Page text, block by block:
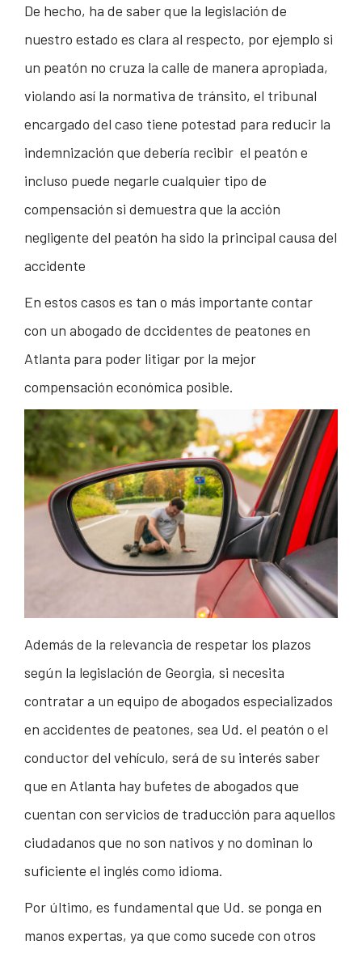
De hecho, ha de saber que la legislación de
nuestro estado es clara al respecto, por ejemplo si
un peatón no cruza la calle de manera apropiada,
violando así la normativa de tránsito, el tribunal
encargado del caso tiene potestad para reducir la
indemnización que debería recibir el peatón e
incluso puede negarle cualquier tipo de
compensación si demuestra que la acción
negligente del peatón ha sido la principal causa del
accidente
En estos casos es tan o más importante contar
con un abogado de dccidentes de peatones en
Atlanta para poder litigar por la mejor
compensación económica posible.
Además de la relevancia de respetar los plazos
según la legislación de Georgia, si necesita
contratar a un equipo de abogados especializados
en accidentes de peatones, sea Ud. el peatón o el
conductor del vehículo, será de su interés saber
que en Atlanta hay bufetes de abogados que
cuentan con servicios de traducción para aquellos
ciudadanos que no son nativos y no dominan lo
suficiente el inglés como idioma.
Por último, es fundamental que Ud. se ponga en
manos expertas, ya que como sucede con otros